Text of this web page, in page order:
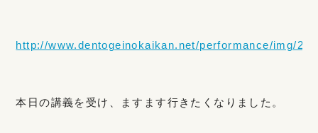
http://www.dentogeinokaikan.net/performance/img/
本日の講義を受け、ますます行きたくなりました。